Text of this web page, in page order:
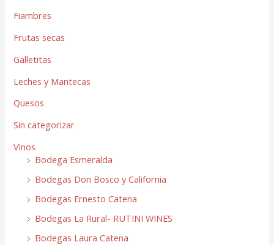
Fiambres
Frutas secas
Galletitas
Leches y Mantecas
Quesos
Sin categorizar
Vinos
Bodega Esmeralda
Bodegas Don Bosco y California
Bodegas Ernesto Catena
Bodegas La Rural- RUTINI WINES
Bodegas Laura Catena